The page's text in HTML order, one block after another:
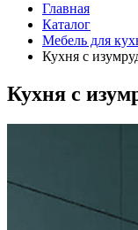
Главная
Каталог
Мебель для
Кухня с
Кухня с